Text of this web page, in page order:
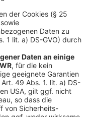
Umfrage soll